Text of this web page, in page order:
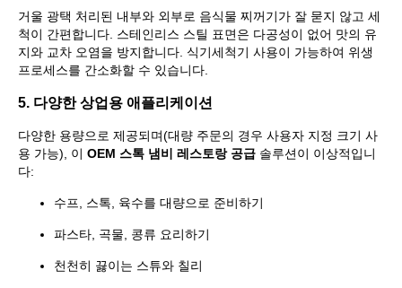
거울 광택 처리된 내부와 외부로 음식물 찌꺼기가 잘 묻지 않고 세
척이 간편합니다. 스테인리스 스틸 표면은 다공성이 없어 맛의 유
지와 교차 오염을 방지합니다. 식기세척기 사용이 가능하여 위생
프로세스를 간소화할 수 있습니다.
5. 다양한 상업용 애플리케이션
다양한 용량으로 제공되며(대량 주문의 경우 사용자 지정 크기 사
용 가능), 이 OEM 스톡 냄비 레스토랑 공급 솔루션이 이상적입니
다:
수프, 스톡, 육수를 대량으로 준비하기
파스타, 곡물, 콩류 요리하기
천천히 끓이는 스튜와 칠리